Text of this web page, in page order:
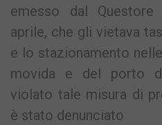
emesso dal
aprile, che gli vietava
e lo stazionamento
movida e del porto
violato tale misura di
è stato denunciato